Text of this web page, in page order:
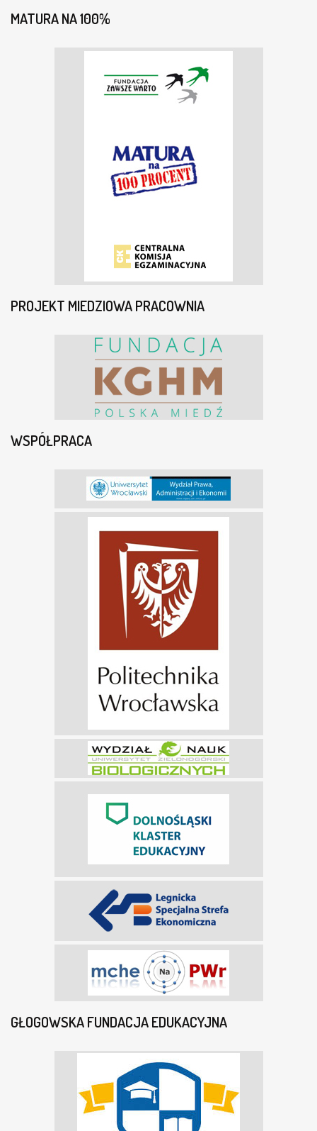
MATURA NA 100%
PROJEKT MIEDZIOWA PRACOWNIA
WSPÓŁPRACA
GŁOGOWSKA FUNDACJA EDUKACYJNA